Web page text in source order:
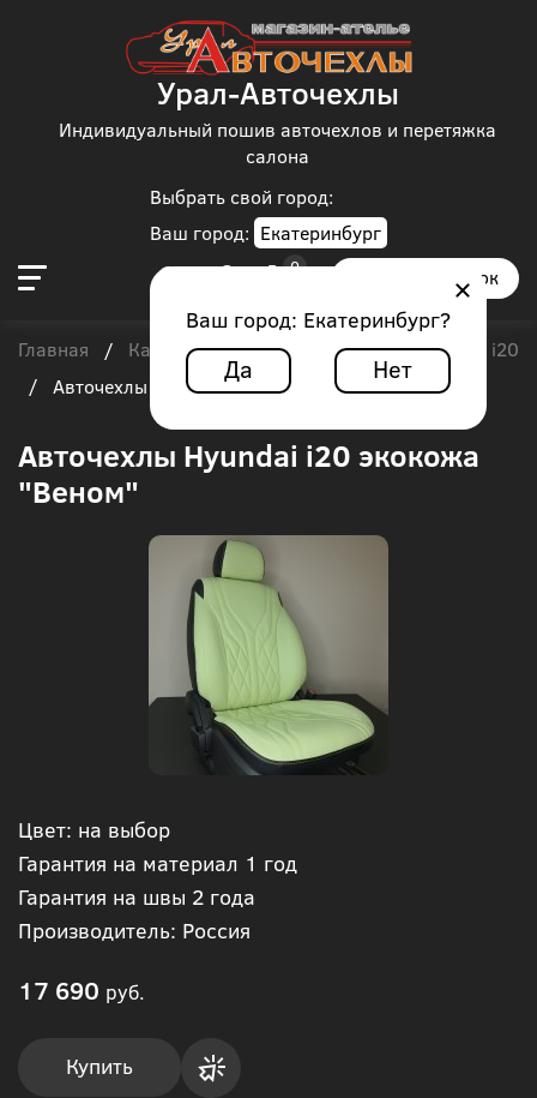
Выбрать свой город:
Ваш город: Екатеринбург
Ваш город: Екатеринбург?
Да Нет
Урал-Авточехлы
Индивидуальный пошив авточехлов и перетяжка
салона
Заказать звонок
Главная / Каталог чехлов / Hyundai / Hyundai i20
/
Авточехлы Hyundai i20 экокожа "Веном"
Авточехлы Hyundai i20 экокожа
"Веном"
Цвет: на выбор
Гарантия на материал 1 год
Гарантия на швы 2 года
Производитель: Россия
17 690 руб.
Купить